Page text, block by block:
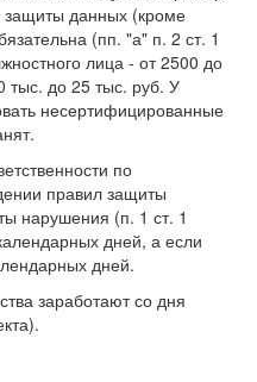
защиты данных (кроме
(пп. "а" п. 2 ст. 1
лица - от 2500 до
тыс. до 25 тыс. руб. У
несертифицированные
по
правил защиты
нарушения (п. 1 ст. 1
дней, а если
дней.
заработают со дня